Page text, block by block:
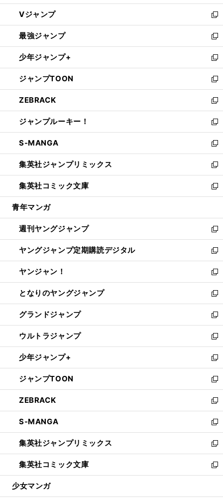
ウ
ィ
ン
ド
ウ
で
開
く
し
い
ウ
ィ
ン
ド
ウ
で
開
く
Vジャンプ
新
し
い
ウ
ィ
ン
ド
ウ
で
開
く
最強ジャンプ
新
し
い
ウ
ィ
ン
ド
ウ
で
開
く
少年ジャンプ+
新
し
い
ウ
ィ
ン
ド
ウ
で
開
く
ジャンプTOON
新
し
い
ウ
ィ
ン
ド
ウ
で
開
く
ZEBRACK
新
し
い
ウ
ィ
ン
ド
ウ
で
開
ジャンプルーキー！
新
し
い
ウ
ィ
ン
ド
ウ
開
く
S-MANGA
新
し
い
ウ
ィ
ン
ウ
で
開
く
集英社ジャンプリミックス
新
し
い
ウ
ン
ド
ウ
で
開
く
集英社コミック文庫
新
し
ウ
ィ
ン
ド
ウ
で
開
く
青年マンガ
週刊ヤングジャンプ
新
し
い
ウ
ィ
ン
ド
ウ
で
開
く
ヤングジャンプ定期購読デジタル
新
し
い
ウ
ィ
ン
ド
ウ
で
開
く
ヤンジャン！
新
し
い
ウ
ィ
ン
ド
ウ
で
開
く
となりのヤングジャンプ
新
し
い
ウ
ィ
ン
ド
ウ
で
開
く
グランドジャンプ
新
し
い
ウ
ィ
ン
ド
ウ
で
開
く
ウルトラジャンプ
新
し
い
ウ
ィ
ン
ド
ウ
で
開
く
少年ジャンプ+
新
し
い
ウ
ィ
ン
ド
ウ
で
開
く
ジャンプTOON
新
し
い
ウ
ィ
ン
ド
ウ
で
開
ZEBRACK
新
し
い
ウ
ィ
ン
ド
ウ
開
S-MANGA
新
し
い
ウ
ィ
ン
ウ
集英社ジャンプリミックス
新
し
い
ウ
ン
集英社コミック文庫
新
し
ウ
少女マンガ